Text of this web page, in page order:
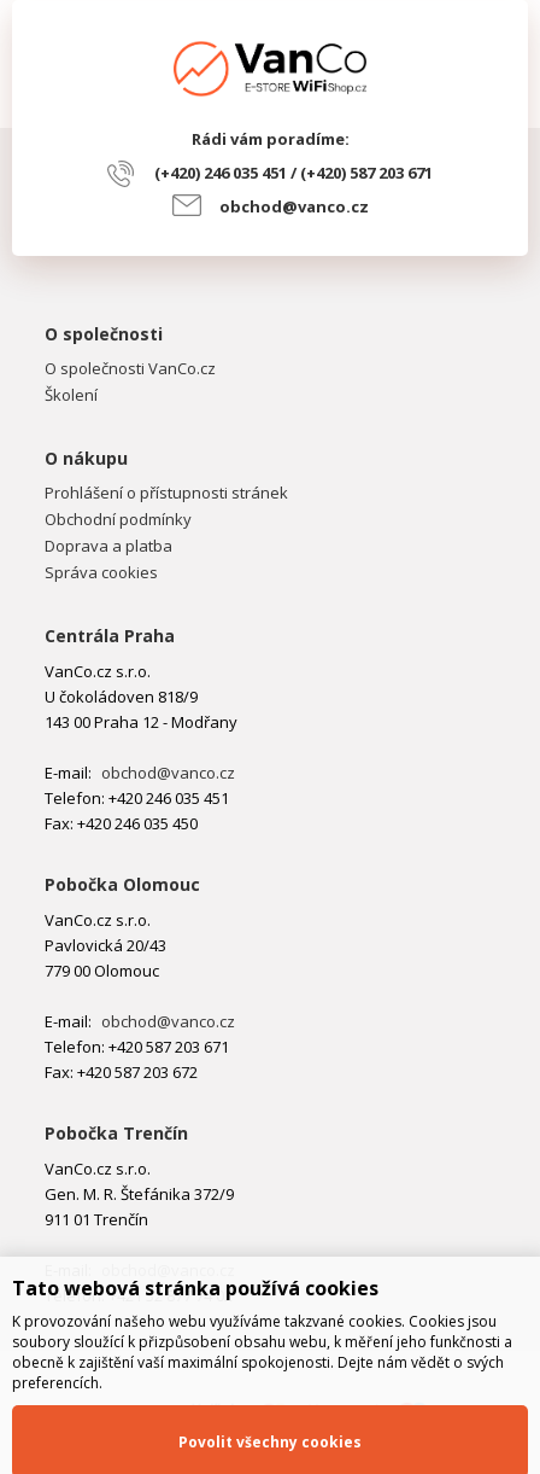
Rádi vám poradíme:
(+420) 246 035 451 / (+420) 587 203 671
obchod@vanco.cz
O společnosti
O společnosti VanCo.cz
Školení
O nákupu
Prohlášení o přístupnosti stránek
Obchodní podmínky
Doprava a platba
Správa cookies
Centrála Praha
VanCo.cz s.r.o.
U čokoládoven 818/9
143 00 Praha 12 - Modřany
E-mail: obchod@vanco.cz
Telefon: +420 246 035 451
Fax: +420 246 035 450
Pobočka Olomouc
VanCo.cz s.r.o.
Pavlovická 20/43
779 00 Olomouc
E-mail: obchod@vanco.cz
Telefon: +420 587 203 671
Fax: +420 587 203 672
Pobočka Trenčín
VanCo.cz s.r.o.
Gen. M. R. Štefánika 372/9
911 01 Trenčín
Telefon: +421 32 877 74 02
Tato webová stránka používá cookies
K provozování našeho webu využíváme takzvané cookies. Cookies jsou
soubory sloužící k přizpůsobení obsahu webu, k měření jeho funkčnosti a
obecně k zajištění vaší maximální spokojenosti. Dejte nám vědět o svých
preferencích.
Povolit všechny cookies